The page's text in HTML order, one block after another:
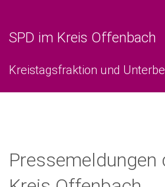
SPD im Kreis Offenbach
Kreistagsfraktion und
Unterbezirk
Pressemeldungen